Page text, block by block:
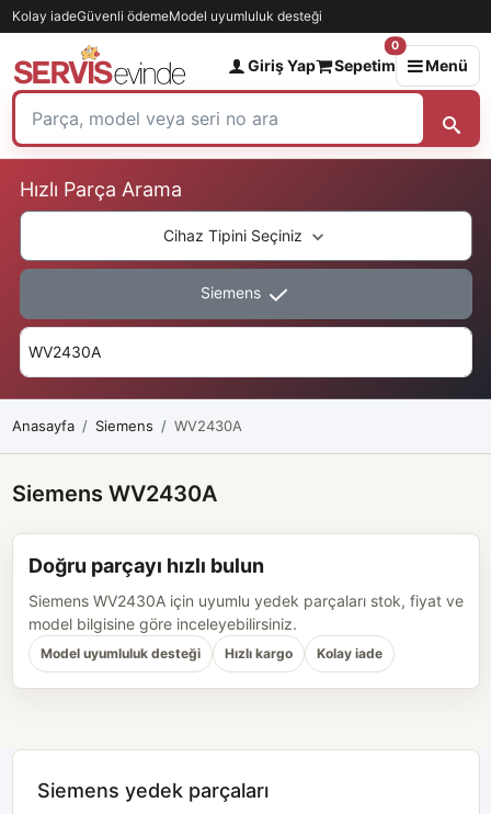
Kolay iadeGüvenli ödemeModel uyumluluk desteği
Giriş Yap Sepetim
0
Menü
Hızlı Parça Arama
Cihaz Tipini Seçiniz
Siemens
Anasayfa Siemens WV2430A
Siemens WV2430A
Doğru parçayı hızlı bulun
Siemens WV2430A için uyumlu yedek parçaları stok, fiyat ve
model bilgisine göre inceleyebilirsiniz.
Model uyumluluk desteği Hızlı kargo Kolay iade
Siemens yedek parçaları